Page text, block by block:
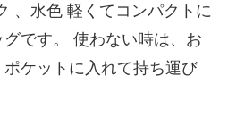
、水色 軽くてコンパクトに
です。 使わない時は、お
ケットに入れて持ち運び